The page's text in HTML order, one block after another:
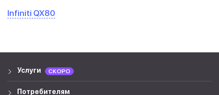
Infiniti QX80
Услуги СКОРО
Потребителям